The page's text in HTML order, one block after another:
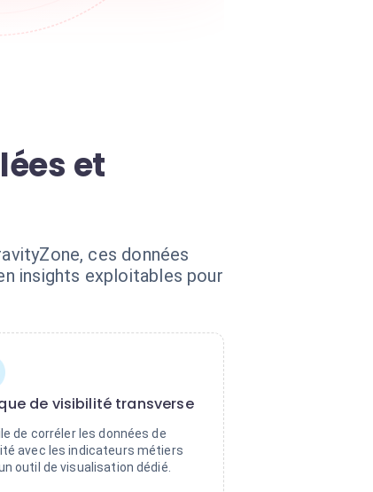
et
ces données
insights exploitables pour
de visibilité transverse
de corréler les données de
avec les indicateurs métiers
outil de visualisation dédié.